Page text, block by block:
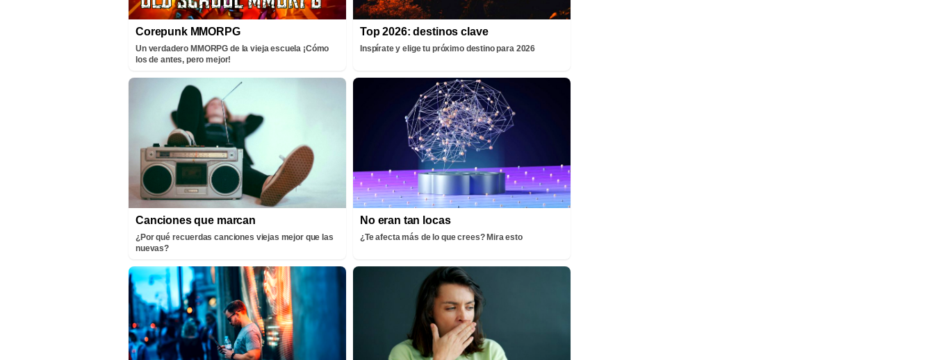
Corepunk MMORPG
Un verdadero MMORPG de la vieja escuela ¡Cómo
los de antes, pero mejor!
Top 2026: destinos clave
Inspírate y elige tu próximo destino para 2026
Canciones que marcan
¿Por qué recuerdas canciones viejas mejor que las
nuevas?
No eran tan locas
¿Te afecta más de lo que crees? Mira esto